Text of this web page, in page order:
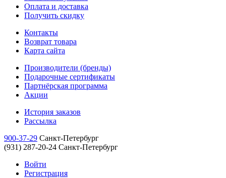
Оплата и доставка
Получить скидку
Контакты
Возврат товара
Карта сайта
Производители (бренды)
Подарочные сертификаты
Партнёрская программа
Акции
История заказов
Рассылка
900-37-29 Санкт-Петербург
(931) 287-20-24 Санкт-Петербург
Войти
Регистрация